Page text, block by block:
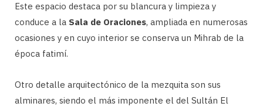
Este espacio destaca por su blancura y limpieza y
conduce a la Sala de Oraciones, ampliada en numerosas
ocasiones y en cuyo interior se conserva un Mihrab de la
época fatimí.
Otro detalle arquitectónico de la mezquita son sus
alminares, siendo el más imponente el del Sultán El